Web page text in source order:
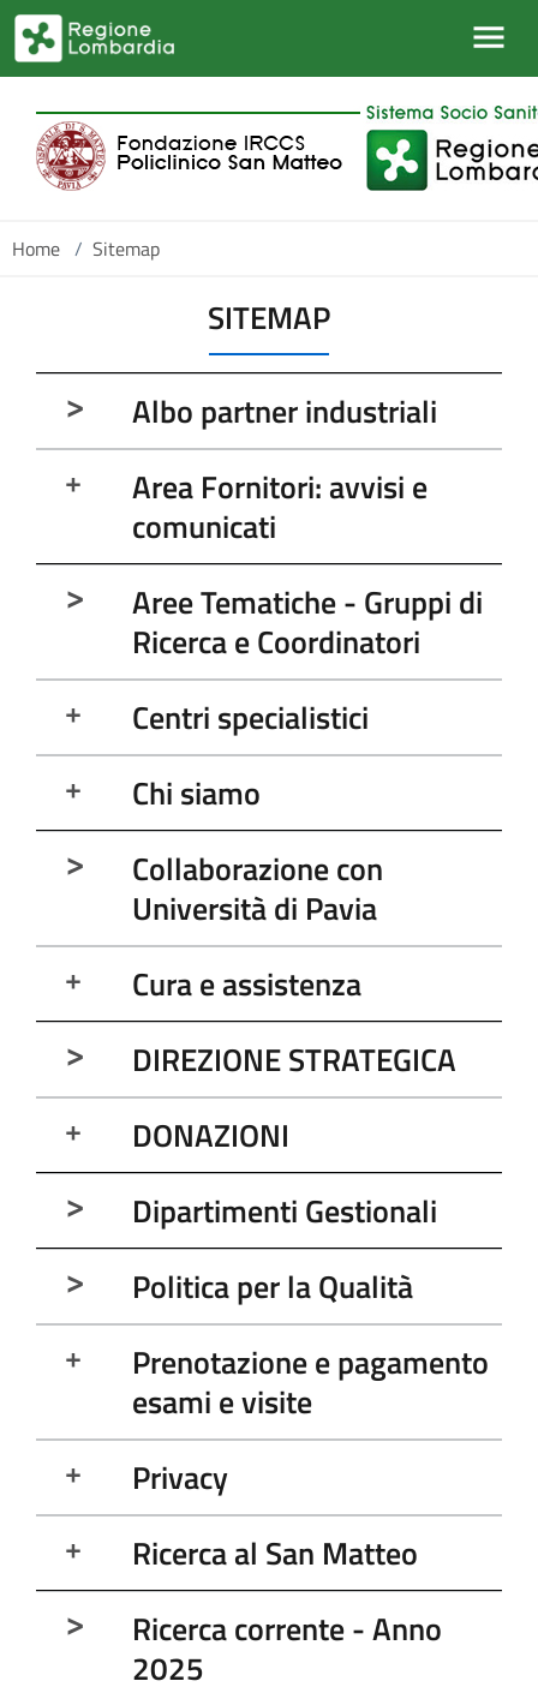
Salta al contenuto principale
Home / Sitemap
SITEMAP
Albo partner industriali
Area Fornitori: avvisi e
comunicati
Aree Tematiche - Gruppi di
Ricerca e Coordinatori
Centri specialistici
Chi siamo
Collaborazione con
Università di Pavia
Cura e assistenza
DIREZIONE STRATEGICA
DONAZIONI
Dipartimenti Gestionali
Politica per la Qualità
Prenotazione e pagamento
esami e visite
Privacy
Ricerca al San Matteo
Ricerca corrente - Anno
2025